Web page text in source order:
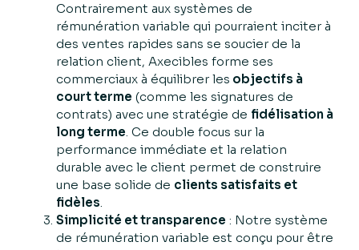
Contrairement aux systèmes de
rémunération variable qui pourraient inciter à
des ventes rapides sans se soucier de la
relation client, Axecibles forme ses
commerciaux à équilibrer les objectifs à
court terme (comme les signatures de
contrats) avec une stratégie de fidélisation à
long terme. Ce double focus sur la
performance immédiate et la relation
durable avec le client permet de construire
une base solide de clients satisfaits et
fidèles.
Simplicité et transparence : Notre système
de rémunération variable est conçu pour être